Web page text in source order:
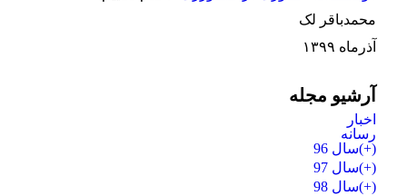
محمدباقر لک
آذر‌ماه ۱۳۹۹
آرشیو مجله
اخبار
رسانه
(+)سال 96
(+)سال 97
(+)سال 98